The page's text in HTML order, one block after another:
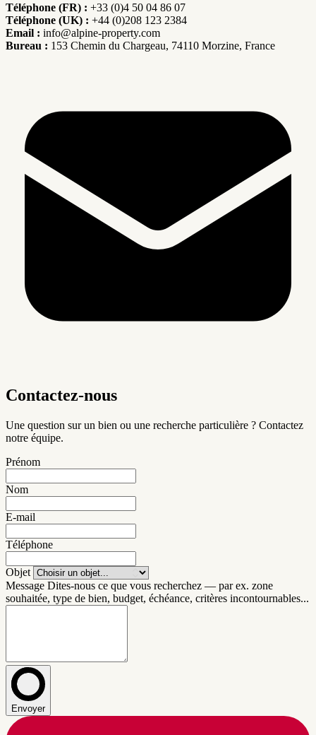
Téléphone (FR) : +33 (0)4 50 04 86 07
Téléphone (UK) : +44 (0)208 123 2384
Email : info@alpine-property.com
Bureau : 153 Chemin du Chargeau, 74110 Morzine, France
Contactez-nous
Une question sur un bien ou une recherche particulière ? Contactez
notre équipe.
Prénom
Nom
E-mail
Téléphone
Objet
Message Dites-nous ce que vous recherchez — par ex. zone
souhaitée, type de bien, budget, échéance, critères incontournables...
Envoyer